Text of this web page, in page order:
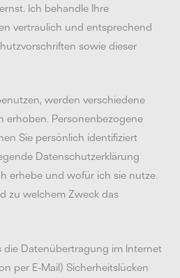
Ich behandle Ihre
vertraulich und entsprechend
sowie dieser
werden verschiedene
erhoben. Personenbezogene
Sie persönlich identifiziert
Datenschutzerklärung
erhebe und wofür ich sie nutze.
zu welchem Zweck das
die Datenübertragung im Internet
per E-Mail) Sicherheitslücken